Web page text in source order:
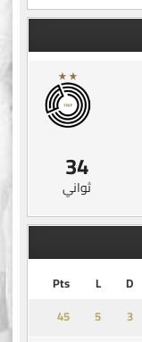
33
ثواني
D
L
Pts
3
5
45